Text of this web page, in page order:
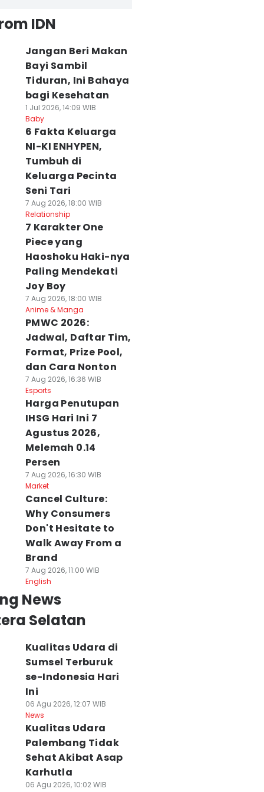
IDN
Jangan Beri Makan
Bayi Sambil
Tiduran, Ini Bahaya
bagi Kesehatan
1 Jul 2026, 14:09 WIB
Baby
6 Fakta Keluarga
NI-KI ENHYPEN,
Tumbuh di
Keluarga Pecinta
Seni Tari
7 Aug 2026, 18:00 WIB
Relationship
7 Karakter One
Piece yang
Haoshoku Haki-nya
Paling Mendekati
Joy Boy
7 Aug 2026, 18:00 WIB
Anime & Manga
PMWC 2026:
Jadwal, Daftar Tim,
Format, Prize Pool,
dan Cara Nonton
7 Aug 2026, 16:36 WIB
Esports
Harga Penutupan
IHSG Hari Ini 7
Agustus 2026,
Melemah 0.14
Persen
7 Aug 2026, 16:30 WIB
Market
Cancel Culture:
Why Consumers
Don't Hesitate to
Walk Away From a
Brand
7 Aug 2026, 11:00 WIB
English
News
Selatan
Kualitas Udara di
Sumsel Terburuk
se-Indonesia Hari
Ini
06 Agu 2026, 12:07 WIB
News
Kualitas Udara
Palembang Tidak
Sehat Akibat Asap
Karhutla
06 Agu 2026, 10:02 WIB